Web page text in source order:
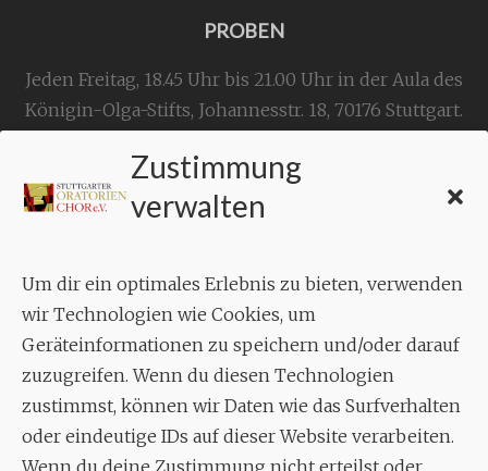
Zustimmung
verwalten
Um dir ein optimales Erlebnis zu bieten, verwenden
wir Technologien wie Cookies, um
Geräteinformationen zu speichern und/oder darauf
zuzugreifen. Wenn du diesen Technologien
zustimmst, können wir Daten wie das Surfverhalten
oder eindeutige IDs auf dieser Website verarbeiten.
Wenn du deine Zustimmung nicht erteilst oder
PROBEN
Jeden Freitag, 18.45 Uhr bis 21.00 Uhr in der Aula des
Königin-Olga-Stifts, Johannesstr. 18, 70176 Stuttgart.
KONTAKT
Geschäftsstelle:
Aixheimer Str. 18
70619 Stuttgart
MUSIK
Musikalischer Leiter:
Enrico Trummer